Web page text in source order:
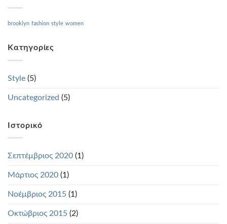
brooklyn fashion style women
Kατηγορίες
Style (5)
Uncategorized (5)
Ιστορικό
Σεπτέμβριος 2020 (1)
Μάρτιος 2020 (1)
Νοέμβριος 2015 (1)
Οκτώβριος 2015 (2)